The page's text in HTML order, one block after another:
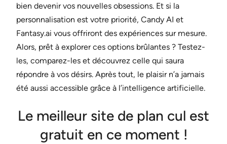
bien devenir vos nouvelles obsessions. Et si la
personnalisation est votre priorité, Candy AI et
Fantasy.ai vous offriront des expériences sur mesure.
Alors, prêt à explorer ces options brûlantes ? Testez-
les, comparez-les et découvrez celle qui saura
répondre à vos désirs. Après tout, le plaisir n’a jamais
été aussi accessible grâce à l’intelligence artificielle.
Le meilleur site de plan cul est
gratuit en ce moment !